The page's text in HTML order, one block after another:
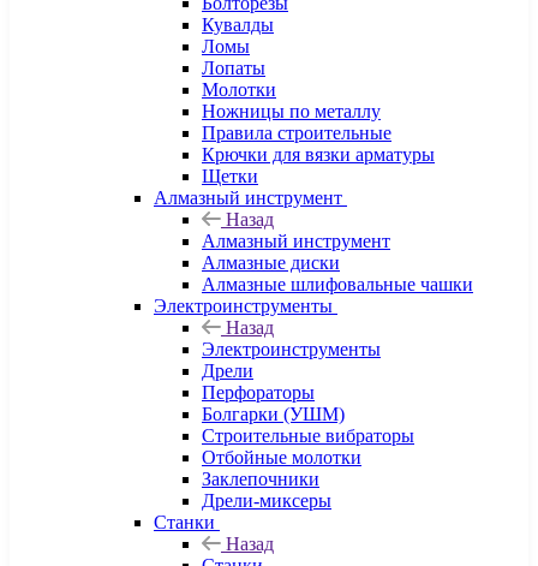
Кувалды
Ломы
Лопаты
Молотки
Ножницы по металлу
Правила строительные
Крючки для вязки арматуры
Щетки
Алмазный инструмент
Назад
Алмазный инструмент
Алмазные диски
Алмазные шлифовальные чашки
Электроинструменты
Назад
Электроинструменты
Дрели
Перфораторы
Болгарки (УШМ)
Строительные вибраторы
Отбойные молотки
Заклепочники
Дрели-миксеры
Станки
Назад